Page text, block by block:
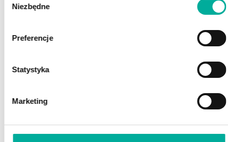
zgody
Niezbędne
Preferencje
Statystyka
Marketing